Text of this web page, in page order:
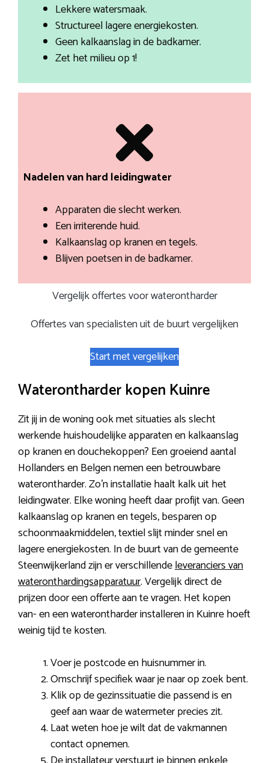
Lekkere watersmaak.
Structureel lagere energiekosten.
Geen kalkaanslag in de badkamer.
Zet het milieu op 1!
Nadelen van hard leidingwater
Apparaten die slecht werken.
Een irriterende huid.
Kalkaanslag op kranen en tegels.
Blijven poetsen in de badkamer.
Vergelijk offertes voor waterontharder
Offertes van specialisten uit de buurt vergelijken
Start met vergelijken
Waterontharder kopen Kuinre
Zit jij in de woning ook met situaties als slecht
werkende huishoudelijke apparaten en kalkaanslag
op kranen en douchekoppen? Een groeiend aantal
Hollanders en Belgen nemen een betrouwbare
waterontharder. Zo’n installatie haalt kalk uit het
leidingwater. Elke woning heeft daar profijt van. Geen
kalkaanslag op kranen en tegels, besparen op
schoonmaakmiddelen, textiel slijt minder snel en
lagere energiekosten. In de buurt van de gemeente
Steenwijkerland zijn er verschillendeleveranciers van
wateronthardingsapparatuur. Vergelijk direct de
prijzen door een offerte aan te vragen. Het kopen
van- en een waterontharder installeren in Kuinre hoeft
weinig tijd te kosten.
Voer je postcode en huisnummer in.
Omschrijf specifiek waar je naar op zoek bent.
Klik op de gezinssituatie die passend is en
geef aan waar de watermeter precies zit.
Laat weten hoe je wilt dat de vakmannen
contact opnemen.